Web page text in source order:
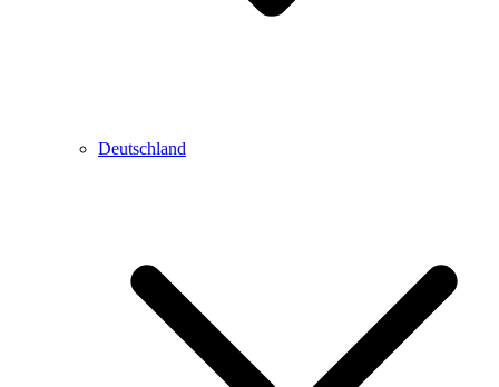
Deutschland